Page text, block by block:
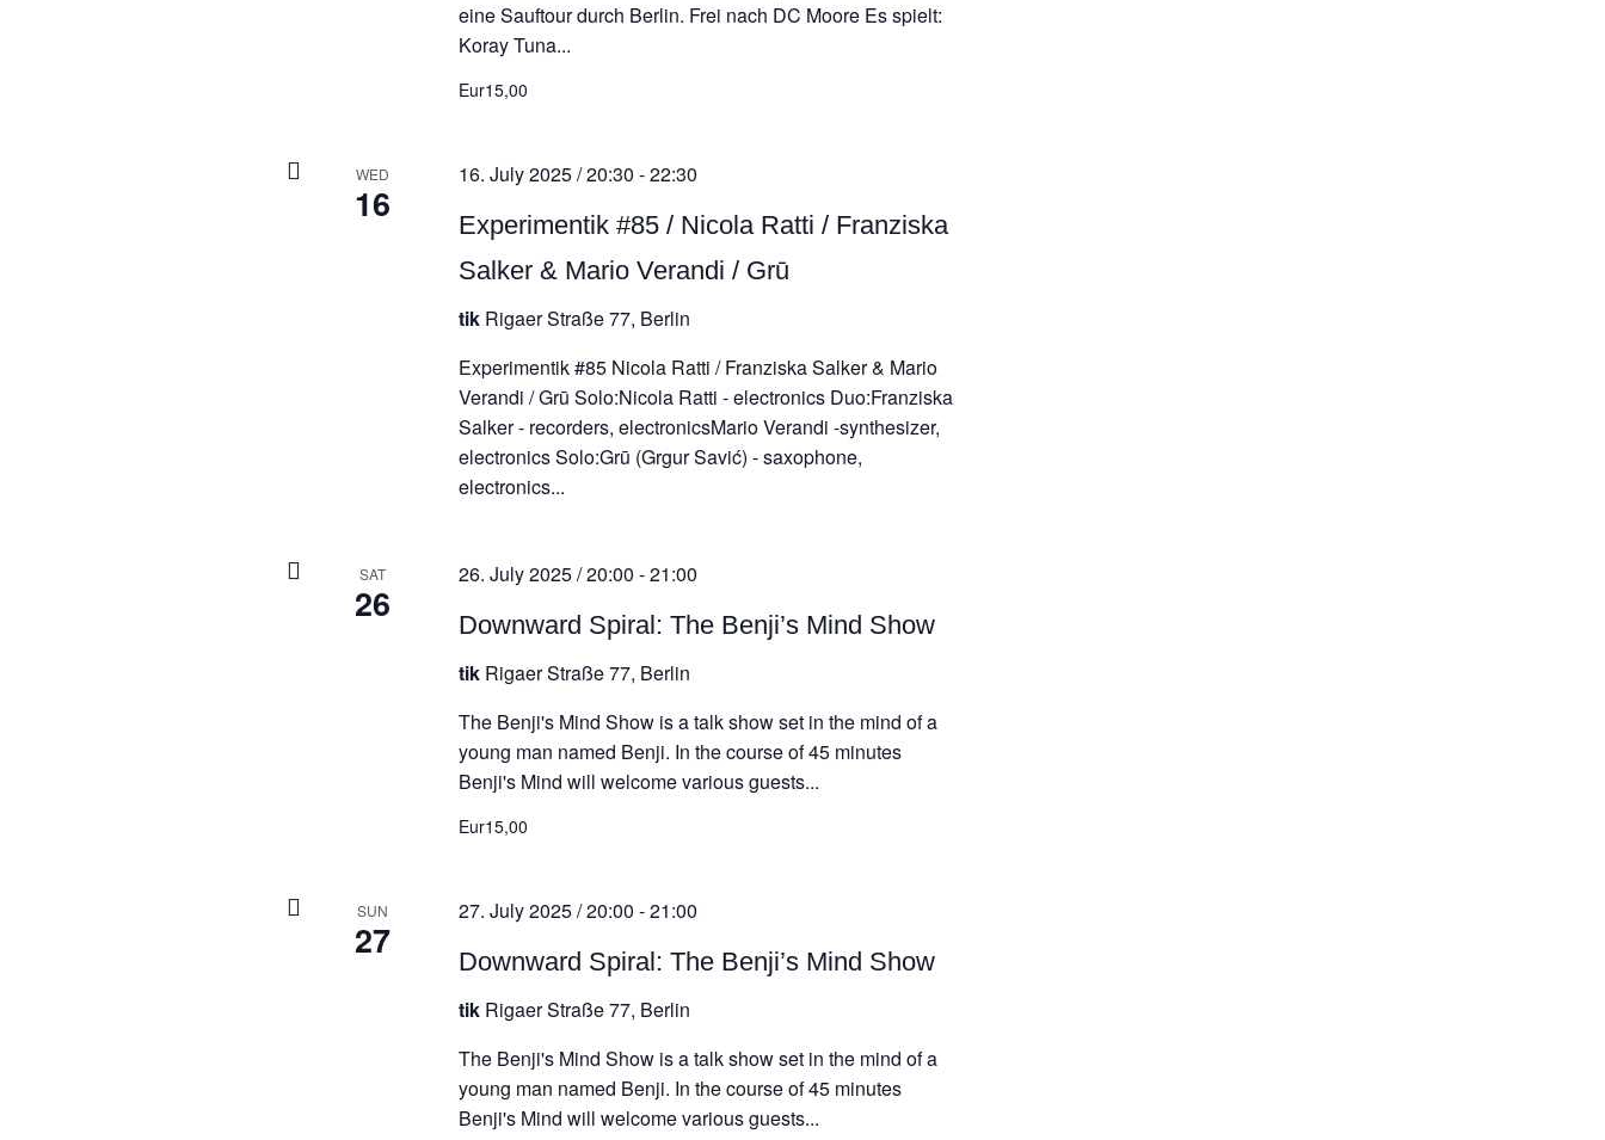
eine Sauftour durch Berlin. Frei nach DC Moore Es spielt:
Koray Tuna...
Eur15,00
WED
16
Experimentik #85 / Nicola Ratti / Franziska
Salker & Mario Verandi / Grū
16. July 2025 / 20:30 -22:30
tik Rigaer Straße 77, Berlin
Experimentik #85 Nicola Ratti / Franziska Salker & Mario
Verandi / Grū Solo:Nicola Ratti - electronics Duo:Franziska
Salker - recorders, electronicsMario Verandi -synthesizer,
electronics Solo:Grū (Grgur Savić) - saxophone,
electronics...
SAT
26 Downward Spiral: The Benji’s Mind Show
26. July 2025 / 20:00 -21:00
tik Rigaer Straße 77, Berlin
The Benji's Mind Show is a talk show set in the mind of a
young man named Benji. In the course of 45 minutes
Benji's Mind will welcome various guests...
Eur15,00
SUN
27 Downward Spiral: The Benji’s Mind Show
27. July 2025 / 20:00 -21:00
tik Rigaer Straße 77, Berlin
The Benji's Mind Show is a talk show set in the mind of a
young man named Benji. In the course of 45 minutes
Benji's Mind will welcome various guests...